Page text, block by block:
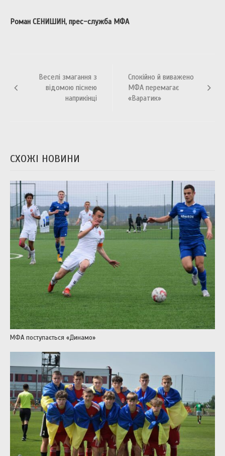
Роман СЕНИШИН, прес-служба МФА
записів
Веселі змагання з
відомою піснею
наприкінці
Спокійно й виважено
МФА перемагає
«Варатик»
СХОЖІ НОВИНИ
МФА поступається «Динамо»